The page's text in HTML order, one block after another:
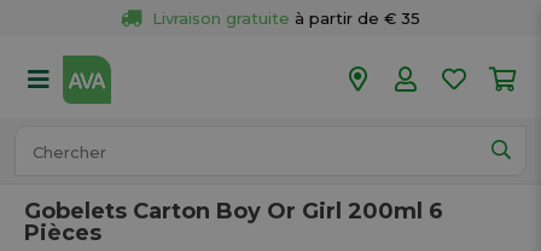
Livraison gratuite à partir de € 35
50 magasins
Gobelets Carton Boy Or Girl 200ml 6
Pièces